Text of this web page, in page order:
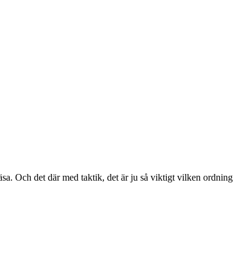
Och det där med taktik, det är ju så viktigt vilken ordning